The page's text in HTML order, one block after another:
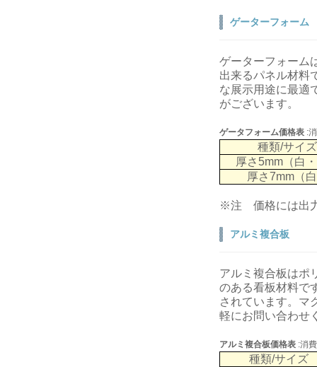
ゲーターフォーム
ゲーターフォーム
出来るパネル材料
な展示用途に最適
がございます。
ゲータフォーム価格表 :
種類/サイズ
厚さ5mm（白
厚さ7mm（
※注 価格には出
アルミ複合板
アルミ複合板はポ
のある看板材料で
されています。マ
軽にお問い合わせ
アルミ複合板価格表 :消
種類/サイズ